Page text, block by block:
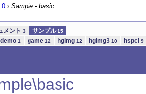
› Sample - basic
メント 3 サンプル15
demo 1 game 12 hgimg 12 hgimg3 10 hspcl 9